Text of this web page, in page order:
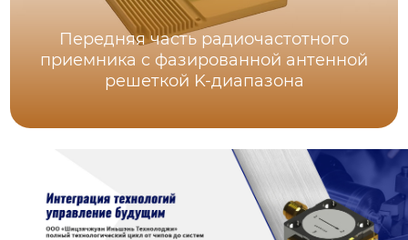
Передняя часть радиочастотного
приемника c фазированной антенной
решеткой K-диапазона